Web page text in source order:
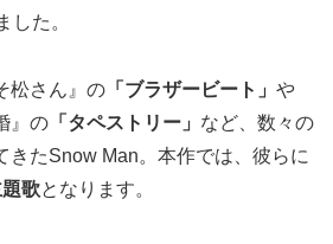
した。
松さん』の 「ブラザービート」 や
』の 「タペストリー」 など、数々の
きたSnow Man。本作では、彼らに
歌となります。